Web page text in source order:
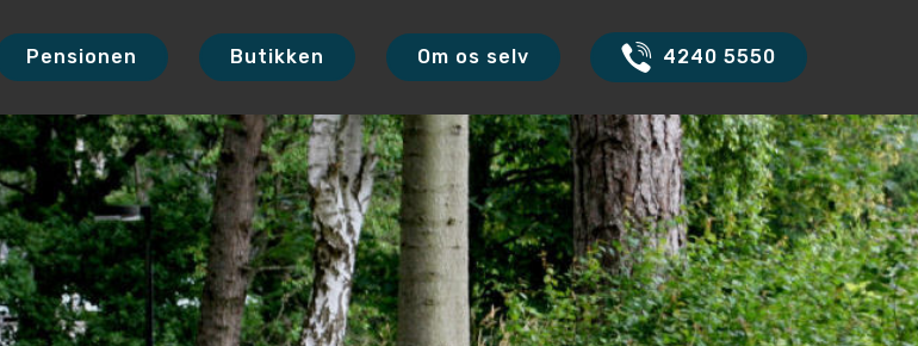
Pensionen Butikken Om os selv 4240 5550